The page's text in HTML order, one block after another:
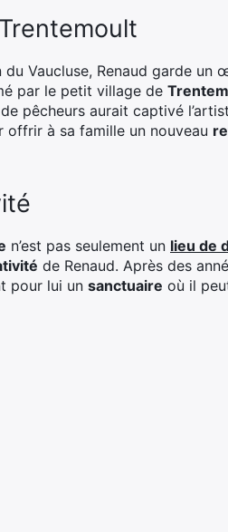
Vaucluse, Renaud garde un
par le petit village de
pêcheurs aurait captivé
offrir à sa famille un nouveau
n’est pas seulement un lieu de
de Renaud. Après des
pour lui un sanctuaire où il